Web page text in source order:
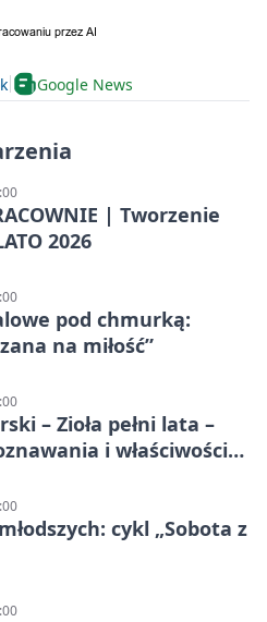
Google News
| Tworzenie
2026
pod chmurką:
na miłość”
– Zioła pełni lata –
i właściwości
cykl „Sobota z